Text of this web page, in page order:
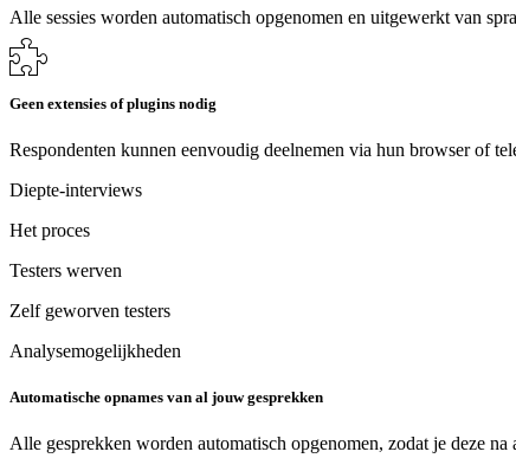
Alle sessies worden automatisch opgenomen en uitgewerkt van
Geen extensies of plugins nodig
Respondenten kunnen eenvoudig deelnemen via hun browser of
Diepte-interviews
Het proces
Testers werven
Zelf geworven testers
Analysemogelijkheden
Automatische opnames van al jouw gesprekken
Alle gesprekken worden automatisch opgenomen, zodat je deze